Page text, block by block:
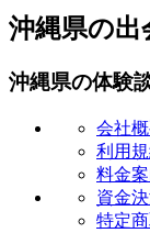
沖縄県の出
沖縄県の体験
会社
利用
料金
資金
特定